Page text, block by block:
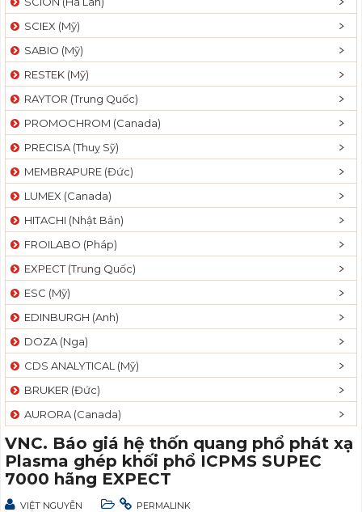
SCIEX (Mỹ)
SABIO (Mỹ)
RESTEK (Mỹ)
RAYTOR (Trung Quốc)
PROMOCHROM (Canada)
PRECISA (Thuỵ Sỹ)
MEMBRAPURE (Đức)
LUMEX (Canada)
HITACHI (Nhật Bản)
FROILABO (Pháp)
EXPECT (Trung Quốc)
ESC (Mỹ)
EDINBURGH (Anh)
DOZA (Nga)
CDS ANALYTICAL (Mỹ)
BRUKER (Đức)
AURORA (Canada)
VNC. Báo giá hệ thốn quang phổ phát xạ
Plasma ghép khối phổ ICPMS SUPEC
7000 hãng EXPECT
VIỆT NGUYỄN PERMALINK